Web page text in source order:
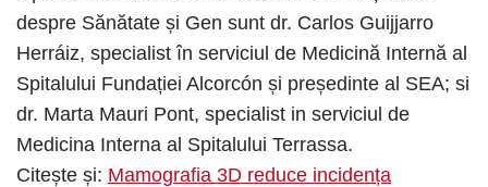
despre Sănătate și Gen sunt dr. Carlos Guijjarro
Herráiz, specialist în serviciul de Medicină Internă al
Spitalului Fundației Alcorcón și președinte al SEA; si
dr. Marta Mauri Pont, specialist in serviciul de
Medicina Interna al Spitalului Terrassa.
Citește și: Mamografia 3D reduce incidența